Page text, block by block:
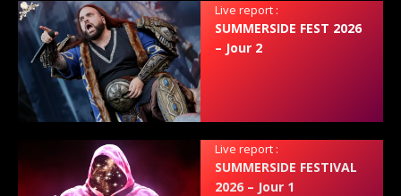
Live report :
SUMMERSIDE FEST 2026
– Jour 2
Live report :
SUMMERSIDE FESTIVAL
2026 – Jour 1